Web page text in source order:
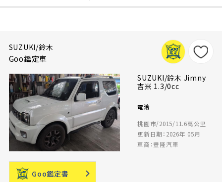
SUZUKI/鈴木
Goo鑑定車
SUZUKI/鈴木 Jimny
吉米 1.3/0cc
電洽
桃園市/2015/11.6萬公里
更新日期：2026年 05月
車商：豐隆汽車
Goo鑑定書